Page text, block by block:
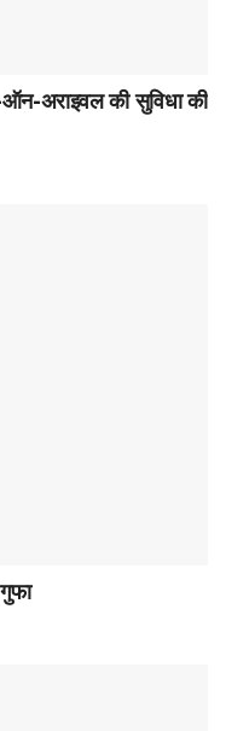
ऑन-अराइवल की सुविधा की